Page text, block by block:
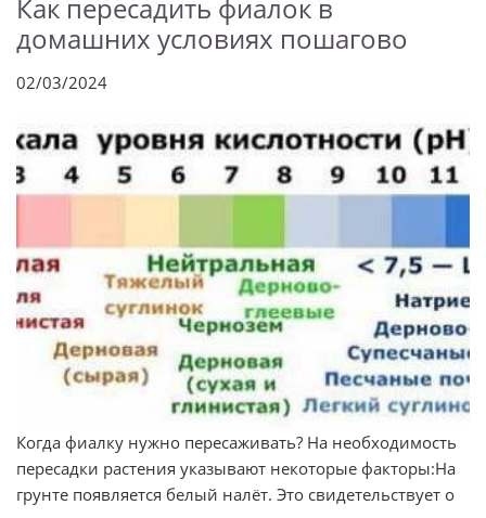
Как пересадить фиалок в
домашних условиях пошагово
02/03/2024
Когда фиалку нужно пересаживать? На необходимость
пересадки растения указывают некоторые факторы:На
грунте появляется белый налёт. Это свидетельствует о